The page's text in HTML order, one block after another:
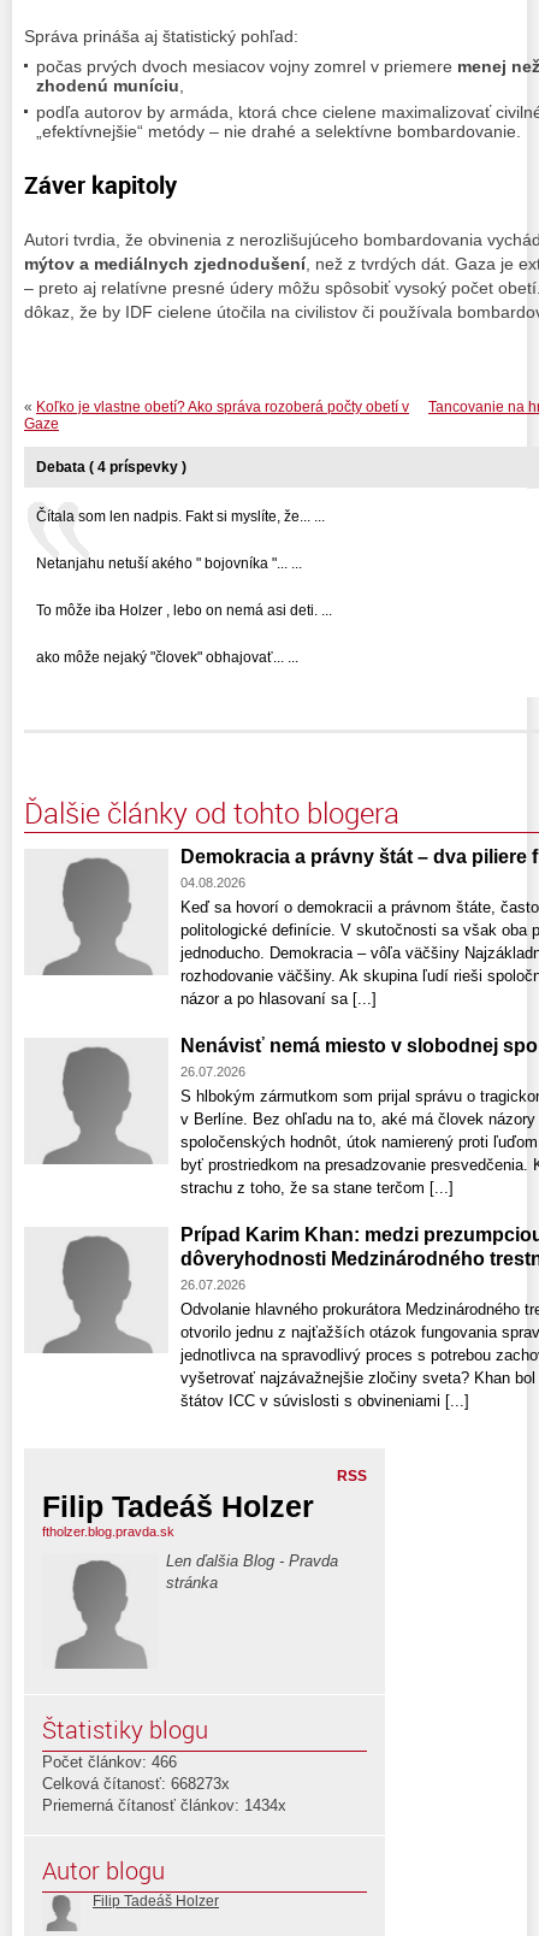
Správa prináša aj štatistický pohľad:
počas prvých dvoch mesiacov vojny zomrel v priemere menej
zhodenú muníciu
podľa autorov by armáda, ktorá chce cielene maximalizovať
„efektívnejšie“ metódy – nie drahé a selektívne bombardovanie.
Záver kapitoly
Autori tvrdia, že obvinenia z nerozlišujúceho bombardovania
mýtov a mediálnych zjednodušení, než z tvrdých dát. Gaza je
– preto aj relatívne presné údery môžu spôsobiť vysoký počet
dôkaz, že by IDF cielene útočila na civilistov či používala
Tancovanie na
« Koľko je vlastne obetí? Ako správa rozoberá počty obetí v
Gaze
Debata ( 4 príspevky )
Čítala som len nadpis. Fakt si myslíte, že... ...
Netanjahu netuší akého " bojovníka "... ...
To môže iba Holzer , lebo on nemá asi deti. ...
ako môže nejaký "človek" obhajovať... ...
Ďalšie články od tohto blogera
Demokracia a právny štát – dva
04.08.2026
Keď sa hovorí o demokracii a právnom štáte,
politologické definície. V skutočnosti sa však oba
jednoducho. Demokracia – vôľa väčšiny
rozhodovanie väčšiny. Ak skupina ľudí rieši
názor a po hlasovaní sa [...]
Nenávisť nemá miesto v slobodnej
26.07.2026
S hlbokým zármutkom som prijal správu o
v Berlíne. Bez ohľadu na to, aké má človek
spoločenských hodnôt, útok namierený proti
byť prostriedkom na presadzovanie
strachu z toho, že sa stane terčom [...]
Prípad Karim Khan: medzi
dôveryhodnosti Medzinárodného
26.07.2026
Odvolanie hlavného prokurátora Medzinárodného
otvorilo jednu z najťažších otázok fungovania
jednotlivca na spravodlivý proces s potrebou
vyšetrovať najzávažnejšie zločiny sveta? Khan
štátov ICC v súvislosti s obvineniami [...]
RSS
Filip Tadeáš Holzer
ftholzer.blog.pravda.sk
Len ďalšia Blog - Pravda
stránka
Štatistiky blogu
Počet článkov: 466
Celková čítanosť: 668273x
Priemerná čítanosť článkov: 1434x
Autor blogu
Filip Tadeáš Holzer